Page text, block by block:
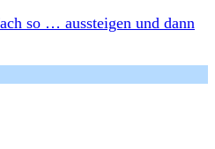
so … aussteigen und dann